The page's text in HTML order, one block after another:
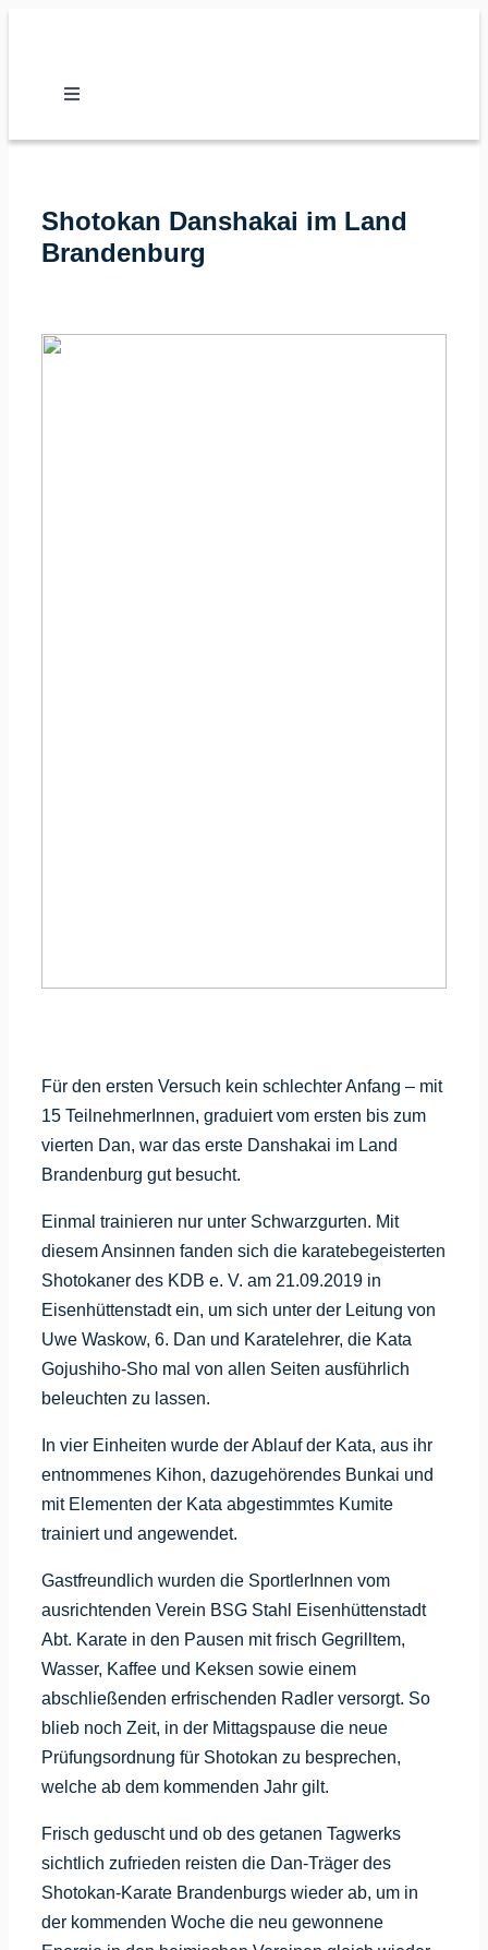
Toggle
Verband
Shotokan Danshakai im Land
Brandenburg
Für den ersten Versuch kein schlechter Anfang – mit
15 TeilnehmerInnen, graduiert vom ersten bis zum
vierten Dan, war das erste Danshakai im Land
Brandenburg gut besucht.
Einmal trainieren nur unter Schwarzgurten. Mit
diesem Ansinnen fanden sich die karatebegeisterten
Shotokaner des KDB e. V. am 21.09.2019 in
Eisenhüttenstadt ein, um sich unter der Leitung von
Uwe Waskow, 6. Dan und Karatelehrer, die Kata
Gojushiho-Sho mal von allen Seiten ausführlich
beleuchten zu lassen.
In vier Einheiten wurde der Ablauf der Kata, aus ihr
entnommenes Kihon, dazugehörendes Bunkai und
mit Elementen der Kata abgestimmtes Kumite
trainiert und angewendet.
Gastfreundlich wurden die SportlerInnen vom
ausrichtenden Verein BSG Stahl Eisenhüttenstadt
Abt. Karate in den Pausen mit frisch Gegrilltem,
Wasser, Kaffee und Keksen sowie einem
abschließenden erfrischenden Radler versorgt. So
blieb noch Zeit, in der Mittagspause die neue
Prüfungsordnung für Shotokan zu besprechen,
welche ab dem kommenden Jahr gilt.
Frisch geduscht und ob des getanen Tagwerks
sichtlich zufrieden reisten die Dan-Träger des
Shotokan-Karate Brandenburgs wieder ab, um in
der kommenden Woche die neu gewonnene